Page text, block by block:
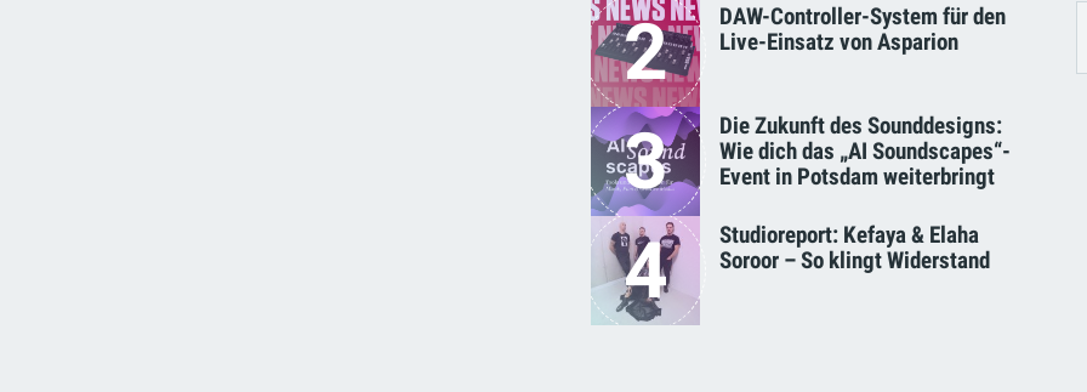
2
DAW-Controller-System für den
Live-Einsatz von Asparion
3
Die Zukunft des Sounddesigns:
Wie dich das „AI Soundscapes“-
Event in Potsdam weiterbringt
4
Studioreport: Kefaya & Elaha
Soroor – So klingt Widerstand